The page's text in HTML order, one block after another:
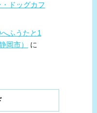
ドッグカフ
ふうたと1
岡市）
に